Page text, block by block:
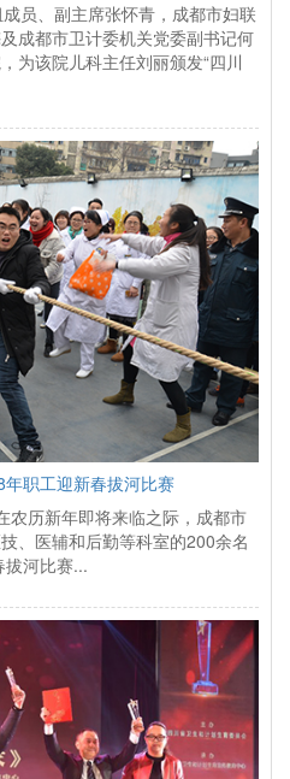
员、副主席张怀青，成都市妇联
成都市卫计委机关党委副书记何
为该院儿科主任刘丽颁发“四川
职工迎新春拔河比赛
历新年即将来临之际，成都市
、医辅和后勤等科室的200余名
河比赛...